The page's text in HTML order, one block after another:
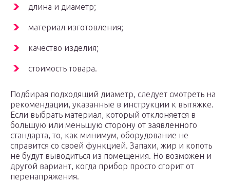
длина и диаметр;
материал изготовления;
качество изделия;
стоимость товара.
Подбирая подходящий диаметр, следует смотреть на
рекомендации, указанные в инструкции к вытяжке.
Если выбрать материал, который отклоняется в
большую или меньшую сторону от заявленного
стандарта, то, как минимум, оборудование не
справится со своей функцией. Запахи, жир и копоть
не будут выводиться из помещения. Но возможен и
другой вариант, когда прибор просто сгорит от
перенапряжения.